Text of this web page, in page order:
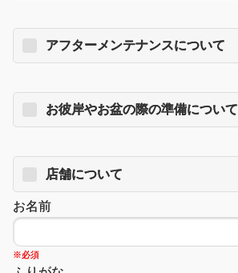
アフターメンテナンスについて
お彼岸やお盆の際の準備について
店舗について
お名前
※必須